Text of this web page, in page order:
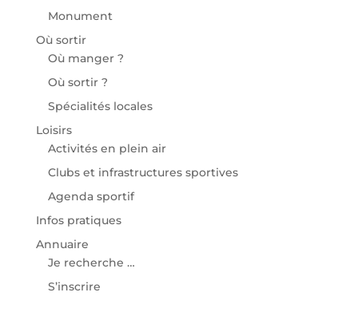
Monument
Où sortir
Où manger ?
Où sortir ?
Spécialités locales
Loisirs
Activités en plein air
Clubs et infrastructures sportives
Agenda sportif
Infos pratiques
Annuaire
Je recherche …
S’inscrire